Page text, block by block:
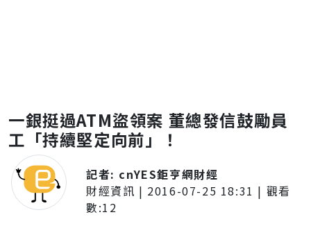
一銀挺過ATM盜領案 董總發信鼓勵員
工「持續堅定向前」！
記者: cnYES鉅亨網財經
財經資訊 | 2016-07-25 18:31 | 觀看
數:12